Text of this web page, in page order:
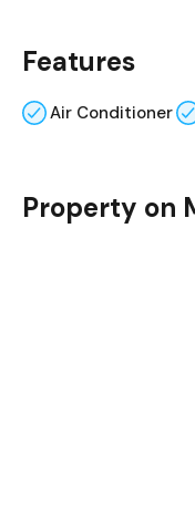
Features
Air Conditioner
Property on